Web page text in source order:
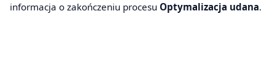
informacja o zakończeniu procesu Optymalizacja udana.